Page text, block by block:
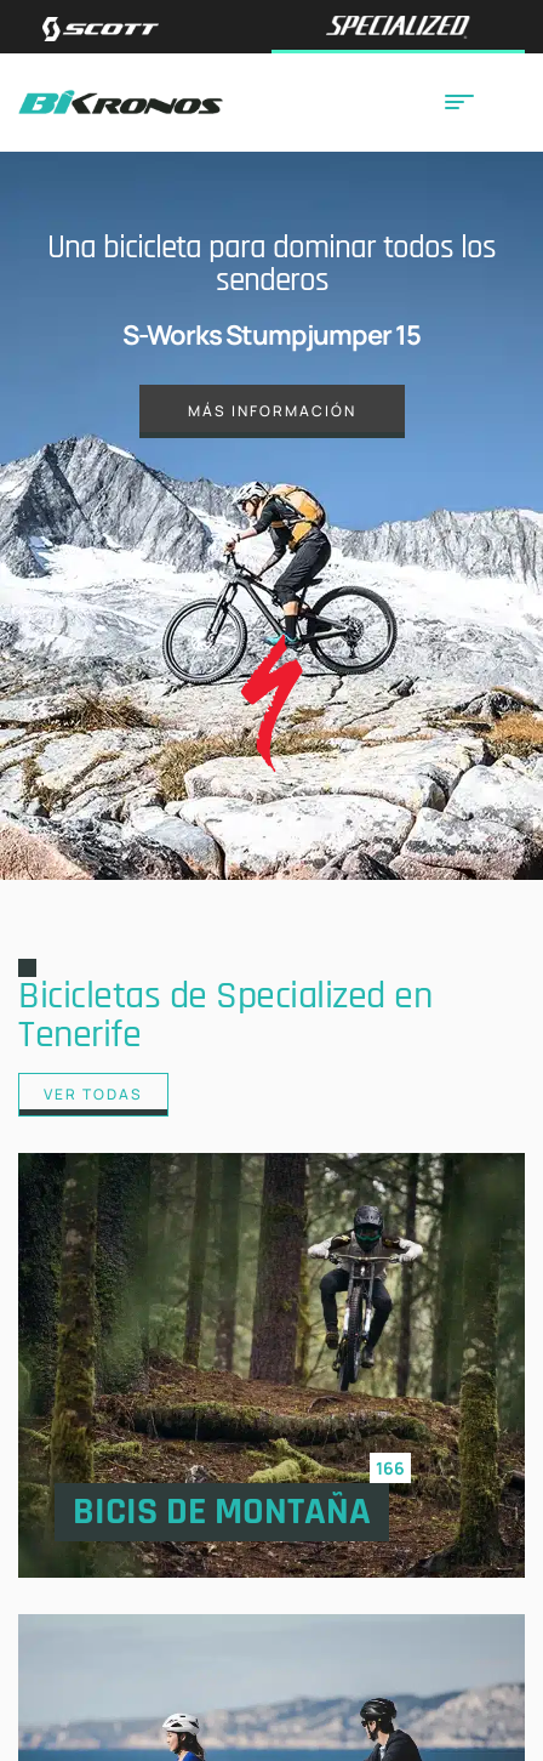
Una bicicleta para dominar todos los
senderos
S-Works Stumpjumper 15
MÁS INFORMACIÓN
Bicicletas de Specialized en
Tenerife
VER TODAS
BICIS DE MONTAÑA
166